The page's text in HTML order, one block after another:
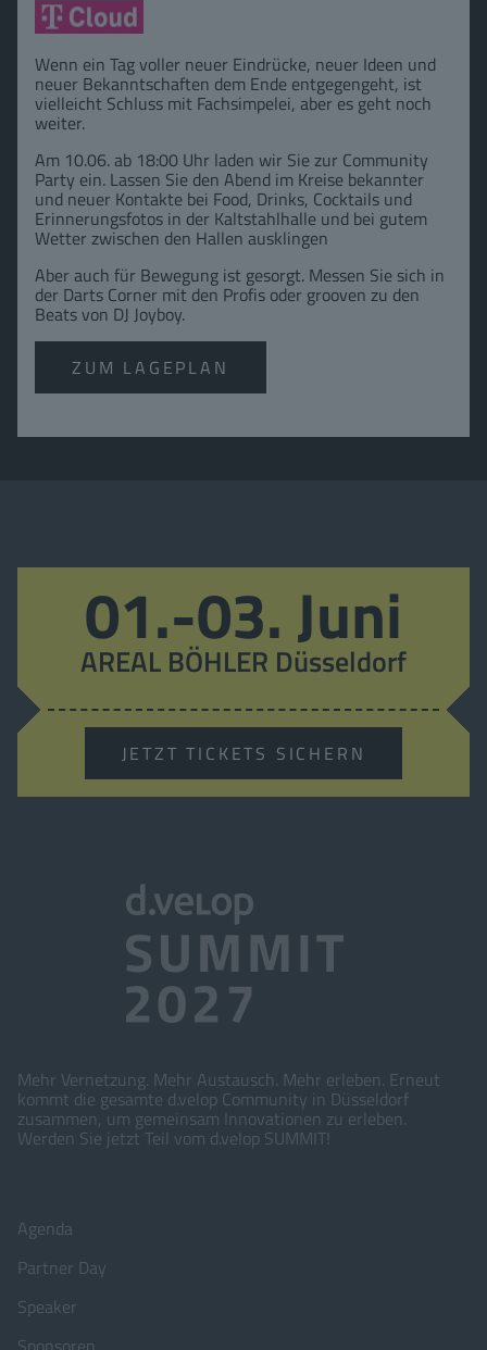
Wenn ein Tag voller neuer Eindrücke, neuer Ideen und
neuer Bekanntschaften dem Ende entgegengeht, ist
vielleicht Schluss mit Fachsimpelei, aber es geht noch
weiter.
Am 10.06. ab 18:00 Uhr laden wir Sie zur Community
Party ein. Lassen Sie den Abend im Kreise bekannter
und neuer Kontakte bei Food, Drinks, Cocktails und
Erinnerungsfotos in der Kaltstahlhalle und bei gutem
Wetter zwischen den Hallen ausklingen
Aber auch für Bewegung ist gesorgt. Messen Sie sich in
der Darts Corner mit den Profis oder grooven zu den
Beats von DJ Joyboy.
ZUM LAGEPLAN
Mehr Vernetzung. Mehr Austausch. Mehr erleben. Erneut
kommt die gesamte d.velop Community in Düsseldorf
zusammen, um gemeinsam Innovationen zu erleben.
Werden Sie jetzt Teil vom d.velop SUMMIT!
Agenda
Partner Day
Speaker
01.-03. Juni
AREAL BÖHLER Düsseldorf
JETZT TICKETS SICHERN